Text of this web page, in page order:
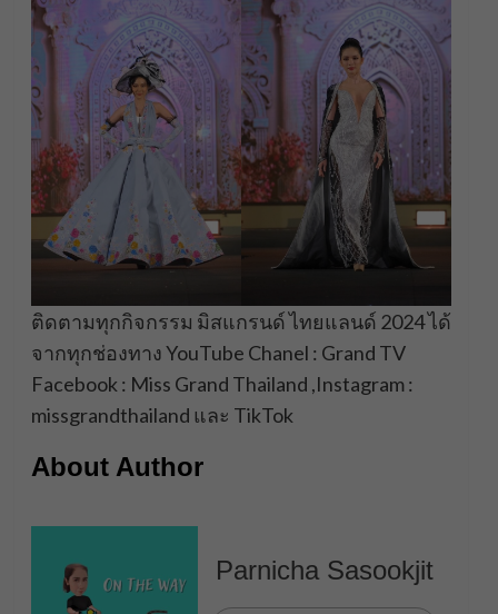
ติดตามทุกกิจกรรม มิสแกรนด์ ไทยแลนด์ 2024 ได้
จากทุกช่องทาง YouTube Chanel : Grand TV
Facebook : Miss Grand Thailand ,Instagram :
missgrandthailand และ TikTok
About Author
Parnicha Sasookjit